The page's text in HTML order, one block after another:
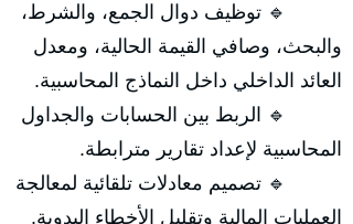
🔹 توظيف دوال الجمع، والشرط،
والبحث، وصافي القيمة الحالية، ومعدل
العائد الداخلي داخل النماذج المحاسبية.
🔹 الربط بين الحسابات والجداول
المحاسبية لإعداد تقارير مترابطة.
🔹 تصميم معادلات تلقائية لمعالجة
العمليات المالية وتقليل الأخطاء اليدوية.